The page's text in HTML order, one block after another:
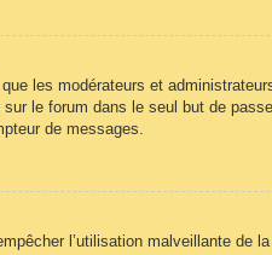
les modérateurs et
le forum dans le seul but de
de messages.
l’utilisation malveillante de